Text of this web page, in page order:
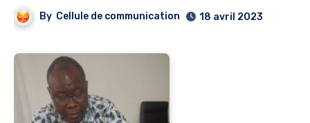
By Cellule de communication 18 avril 2023